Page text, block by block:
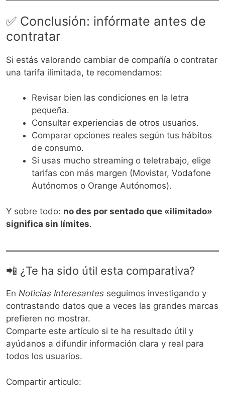
✅ Conclusión: infórmate antes de
contratar
Si estás valorando cambiar de compañía o contratar
una tarifa ilimitada, te recomendamos:
Revisar bien las condiciones en la letra
pequeña.
Consultar experiencias de otros usuarios.
Comparar opciones reales según tus hábitos
de consumo.
Si usas mucho streaming o teletrabajo, elige
tarifas con más margen (Movistar, Vodafone
Autónomos o Orange Autónomos).
Y sobre todo: no des por sentado que «ilimitado»
significa sin límites.
📲 ¿Te ha sido útil esta comparativa?
En Noticias Interesantes seguimos investigando y
contrastando datos que a veces las grandes marcas
prefieren no mostrar.
Comparte este artículo si te ha resultado útil y
ayúdanos a difundir información clara y real para
todos los usuarios.
Compartir articulo: